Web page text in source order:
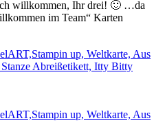
willkommen, Ihr drei! 🙂 …da
im Team“ Karten